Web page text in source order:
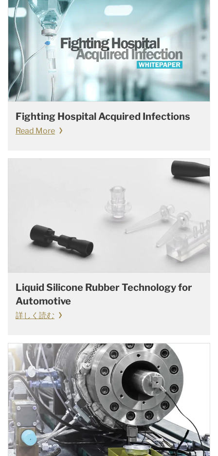
Fighting Hospital Acquired Infections
Read More
Liquid Silicone Rubber Technology for
Automotive
詳しく読む